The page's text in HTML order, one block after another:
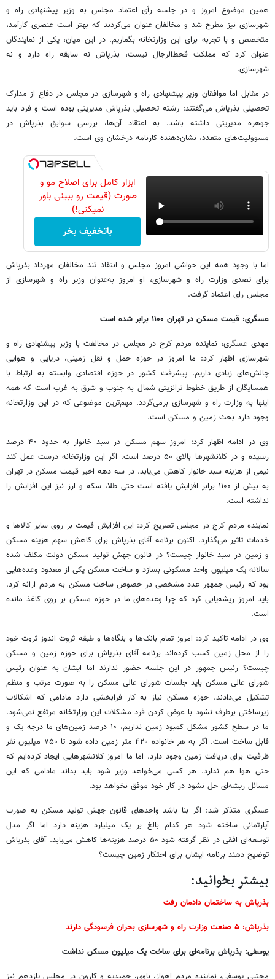
همین موضوع امروز و در جلسه رأی اعتماد مجلس به وزیر پیشنهادی راه و
شهرسازی نیز مطرح شد و مخالفان عنوان می‌کردند که بهتر است عنصری کارآمد،
متخصص و با تجربه برای این وزارتخانه بگماریم. در این میان، یکی از نمایندگان
عنوان کرد که مملکت قحط‌الرجال نیست، بذرپاش نه سابقه راه دارد و نه
شهرسازی.
در مقابل اما موافقان وزیر پیشنهادی راه و شهرسازی در مجلس در دفاع از مدارک
تحصیلی بذرپاش می‌گفتند: رشته تحصیلی بذرپاش مدیریتی بوده است و فرد باید
جوهره مدیریتی داشته باشد. به اعتقاد آن‌ها، بررسی سوابق بذرپاش در
مسوولیت‌های متعدد، نشان‌دهنده کارنامه درخشان وی است.
ابزار کامل برای اصلاح مو و
صورت (قیمت رو ببینی باور
نمیکنی!)
باتخفیف بخر
اما با وجود همه این حواشی امروز مجلس و انتقاد تند مخالفان مهرداد بذرپاش
برای تصدی وزارت راه و شهرسازی، او امروز به‌عنوان وزیر راه و شهرسازی از
مجلس رای اعتماد گرفت.
عسگری: قیمت مسکن در تهران ۱۱۰۰ برابر شده است
مهدی عسگری، نماینده مردم کرج در مجلس در مخالفت با وزیر پیشنهادی راه و
شهرسازی اظهار کرد: ما امروز در حوزه حمل و نقل زمینی، دریایی و هوایی
چالش‌های زیادی داریم. پیشرفت کشور در حوزه اقتصادی وابسته به ارتباط با
همسایگان از طریق خطوط ترانزیتی شمال به جنوب و شرق به غرب است که همه
اینها به وزارت راه و شهرسازی برمی‌گردد. مهم‌ترین موضوعی که در این وزارتخانه
وجود دارد بحث زمین و مسکن است.
وی در ادامه اظهار کرد: امروز سهم مسکن در سبد خانوار به حدود ۴۰ درصد
رسیده و در کلانشهرها بالای ۵۰ درصد است. اگر این وزارتخانه درست عمل کند
نیمی از هزینه سبد خانوار کاهش می‌یابد. در سه دهه اخیر قیمت مسکن در تهران
به بیش از ۱۱۰۰ برابر افزایش یافته است حتی طلا، سکه و ارز نیز این افزایش را
نداشته است.
نماینده مردم کرج در مجلس تصریح کرد: این افزایش قیمت بر روی سایر کالاها و
خدمات تاثیر می‌گذارد. اکنون برنامه آقای بذرپاش برای کاهش سهم هزینه مسکن
و زمین در سبد خانوار چیست؟ در قانون جهش تولید مسکن دولت مکلف شده
سالانه یک میلیون واحد مسکونی بسازد و ساخت مسکن یکی از معدود وعده‌هایی
بود که رئیس جمهور عدد مشخصی در خصوص ساخت مسکن به مردم ارائه کرد.
باید امروز ریشه‌یابی کرد که چرا وعده‌های ما در حوزه مسکن بر روی کاغذ مانده
است.
وی در ادامه تاکید کرد: امروز تمام بانک‌ها و بنگاه‌ها و طبقه ثروت اندوز ثروت خود
را از محل زمین کسب کرده‌اند برنامه‌ آقای بذرپاش برای حوزه زمین و مسکن
چیست؟ رئیس جمهور در این جلسه حضور ندارند اما ایشان به عنوان رئیس
شورای عالی مسکن باید جلسات شورای عالی مسکن را به صورت مرتب و منظم
تشکیل می‌دادند. حوزه مسکن نیاز به کار فرابخشی دارد مادامی که اشکالات
زیرساختی برطرف نشود با عوض کردن فرد مشکلات این وزارتخانه مرتفع نمی‌شود.
ما در سطح کشور مشکل کمبود زمین نداریم، ۱۰ درصد زمین‌های ما درجه یک و
قابل ساخت است. اگر به هر خانواده ۴۲۰ متر زمین داده شود تا ۷۵۰ میلیون نفر
ظرفیت برای دریافت زمین وجود دارد. اما ما امروز کلانشهرهایی ایجاد کرده‌ایم که
حتی هوا هم ندارد. هر کسی می‌خواهد وزیر شود باید بداند مادامی که این
مسائل ریشه‌ای حل نشود در کار خود موفق نخواهد بود.
عسگری متذکر شد: اگر بنا باشد واحدهای قانون جهش تولید مسکن به صورت
آپارتمانی ساخته شود هر کدام بالغ بر یک میلیارد هزینه دارد اما اگر مدل
توسعه‌ای افقی در نظر گرفته شود ۵۰ درصد هزینه‌ها کاهش می‌یابد. آقای بذرپاش
توضیح دهند برنامه ایشان برای احتکار زمین چیست؟
بیشتر بخوانید:
بذرپاش به ساختمان دادمان رفت
بذرپاش: ۵ صنعت وزارت راه و شهرسازی بحران فرسودگی دارند
یوسفی: بذرپاش برنامه‌ای برای ساخت یک میلیون مسکن نداشت